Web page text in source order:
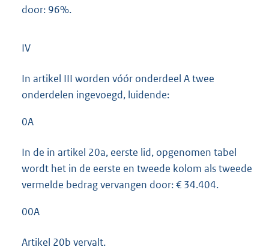
door: 96%.
IV
In artikel III worden vóór onderdeel A twee
onderdelen ingevoegd, luidende:
0A
In de in artikel 20a, eerste lid, opgenomen tabel
wordt het in de eerste en tweede kolom als tweede
vermelde bedrag vervangen door: € 34.404.
00A
Artikel 20b vervalt.